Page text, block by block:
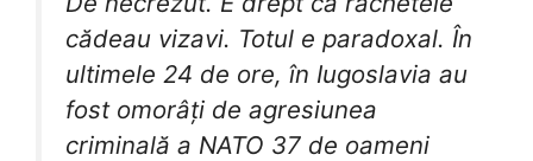
cădeau vizavi. Totul e paradoxal. În
ultimele 24 de ore, în Iugoslavia au
fost omorâți de agresiunea
criminală a NATO 37 de oameni